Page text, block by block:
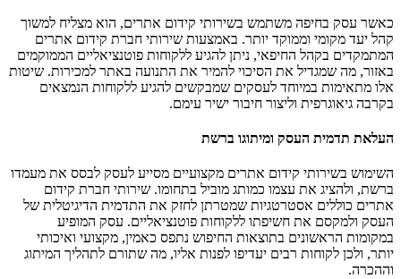
כאשר עסק בחיפה משתמש בשירותי קידום אתרים, הוא מצליח למשוך
קהל יעד מקומי וממוקד יותר. באמצעות שירותי חברת קידום אתרים
המתמקדים בקהל החיפאי, ניתן להגיע ללקוחות פוטנציאליים הממוקמים
באזור, מה שמגדיל את הסיכוי להמיר את התנועה באתר למכירות. שיטות
אלו מתאימות במיוחד לעסקים שמבקשים להגיע ללקוחות הנמצאים
בקרבה גיאוגרפית וליצור חיבור ישיר עימם.
העלאת תדמית העסק ומיתוגו ברשת
השימוש בשירותי קידום אתרים מקצועיים מסייע לעסק לבסס את מעמדו
ברשת, ולהציג את עצמו כמותג מוביל בתחומו. שירותי חברת קידום
אתרים כוללים אסטרטגיות שמטרתן לחזק את התדמית הדיגיטלית של
העסק ולמקסם את חשיפתו ללקוחות פוטנציאליים. עסק המופיע
במקומות הראשונים בתוצאות החיפוש נתפס כאמין, מקצועי ואיכותי
יותר, ולכן לקוחות רבים יעדיפו לפנות אליו, מה שתורם לתהליך המיתוג
וההכרה.